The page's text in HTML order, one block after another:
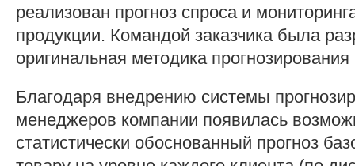
реализован прогноз спроса и
продукции. Командой заказчика была
оригинальная методика
Благодаря внедрению системы
менеджеров компании появилась
статистически обоснованный прогноз